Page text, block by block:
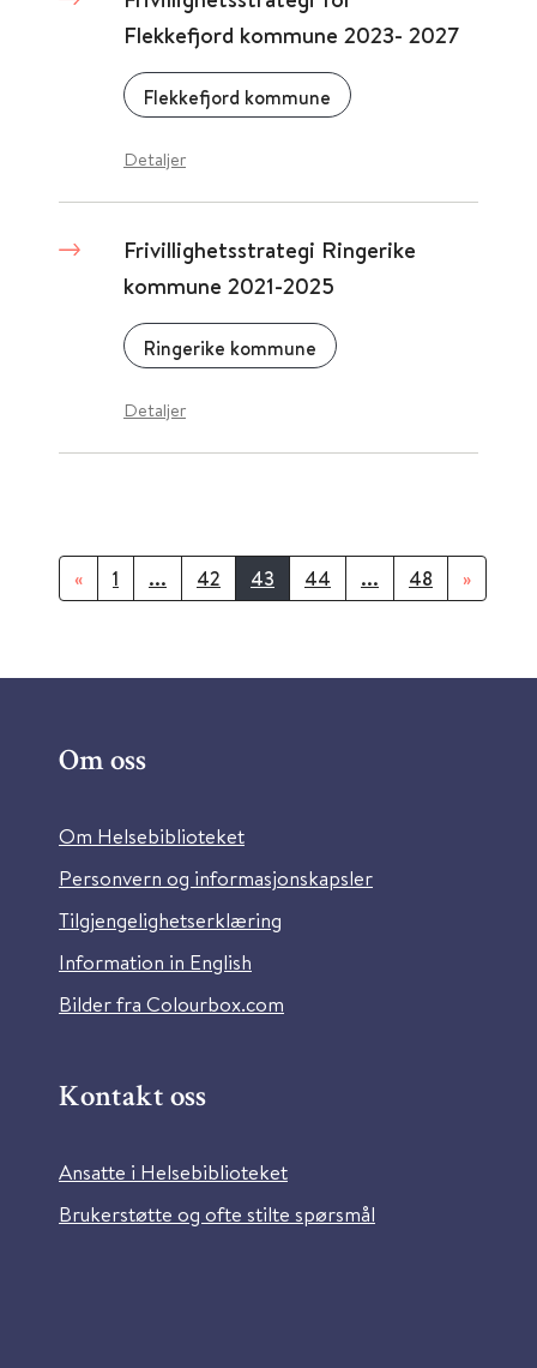
Flekkefjord kommune 2023- 2027
Flekkefjord kommune
Detaljer
Frivillighetsstrategi Ringerike
kommune 2021-2025
Ringerike kommune
Detaljer
« 1 ... 42 43 44 ... 48 »
Om oss
Om Helsebiblioteket
Personvern og informasjonskapsler
Tilgjengelighetserklæring
Information in English
Bilder fra Colourbox.com
Kontakt oss
Ansatte i Helsebiblioteket
Brukerstøtte og ofte stilte spørsmål